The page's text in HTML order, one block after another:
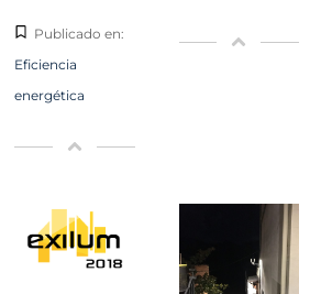
Publicado en:
Eficiencia
energética